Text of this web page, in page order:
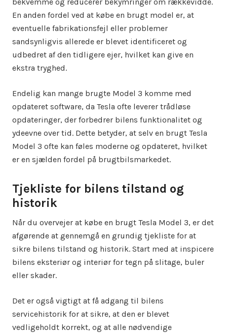
En anden fordel ved at købe en brugt model er, at
eventuelle fabrikationsfejl eller problemer
sandsynligvis allerede er blevet identificeret og
udbedret af den tidligere ejer, hvilket kan give en
ekstra tryghed.
Endelig kan mange brugte Model 3 komme med
opdateret software, da Tesla ofte leverer trådløse
opdateringer, der forbedrer bilens funktionalitet og
ydeevne over tid. Dette betyder, at selv en brugt Tesla
Model 3 ofte kan føles moderne og opdateret, hvilket
er en sjælden fordel på brugtbilsmarkedet.
Tjekliste for bilens tilstand og
historik
Når du overvejer at købe en brugt Tesla Model 3, er det
afgørende at gennemgå en grundig tjekliste for at
sikre bilens tilstand og historik. Start med at inspicere
bilens eksteriør og interiør for tegn på slitage, buler
eller skader.
Det er også vigtigt at få adgang til bilens
servicehistorik for at sikre, at den er blevet
vedligeholdt korrekt, og at alle nødvendige